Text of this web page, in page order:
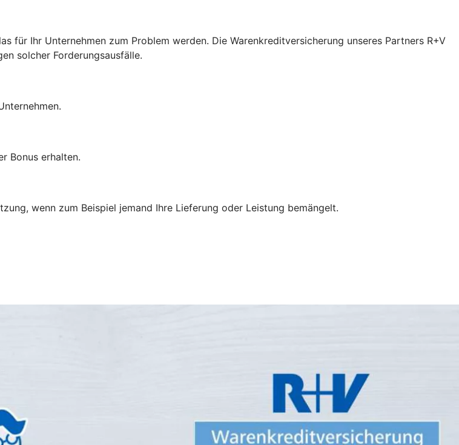
für Ihr Unternehmen zum Problem werden. Die Warenkreditversicherung unseres Partners R+V
solcher Forderungsausfälle.
Bonus erhalten.
wenn zum Beispiel jemand Ihre Lieferung oder Leistung bemängelt.